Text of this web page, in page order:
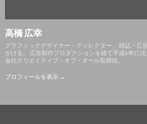
高橋 広幸
グラフィックデザイナー・ディレクター。 雑誌・広
がける。 広告制作プロダクションを経て平成6年に
会社クリエイティブ・オブ・オール取締役。
プロフィールを表示 →